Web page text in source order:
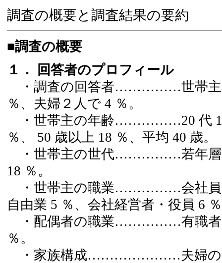
調査の概要と調査結果の要約
■調査の概要
１． 回答者のプロフィール
・調査の回答者……………世帯主
％、夫婦２人で 4 ％。
・世帯主の年齢……………20 代 12
％、 50 歳以上 18 ％、平均 40 歳。
・世帯主の世代……………若年層
18 ％。
・世帯主の職業……………会社員
自由業 5 ％、会社経営者・役員 6
・配偶者の職業……………有職者
％。
・家族構成…………………夫婦のみ